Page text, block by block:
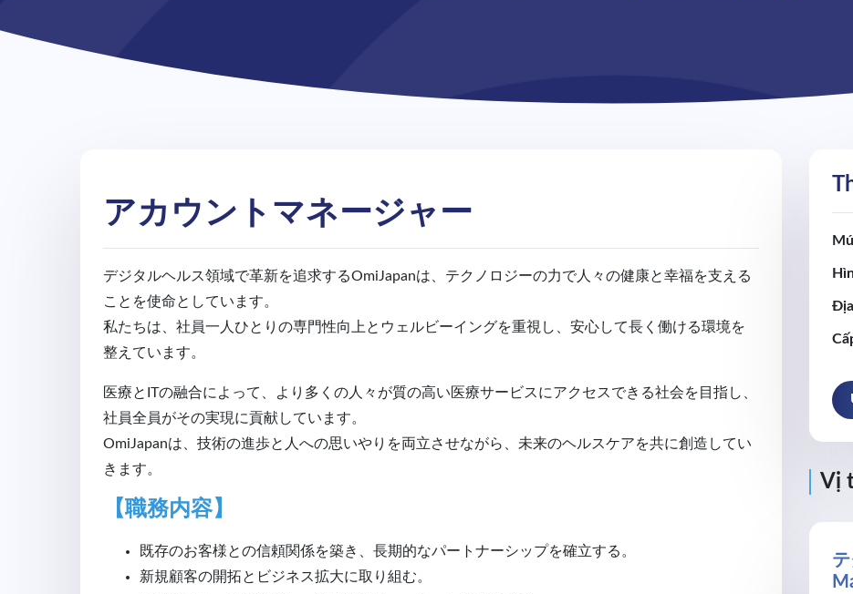
アカウントマネージャー
デジタルヘルス領域で革新を追求するOmiJapanは、テクノロジーの力で人々の健康と幸福を支える
ことを使命としています。
私たちは、社員一人ひとりの専門性向上とウェルビーイングを重視し、安心して長く働ける環境を
整えています。
医療とITの融合によって、より多くの人々が質の高い医療サービスにアクセスできる社会を目指し、
社員全員がその実現に貢献しています。
OmiJapanは、技術の進歩と人への思いやりを両立させながら、未来のヘルスケアを共に創造してい
きます。
【職務内容】
既存のお客様との信頼関係を築き、長期的なパートナーシップを確立する 。
新規顧客の開拓とビジネス拡大に取り組む。
Vị